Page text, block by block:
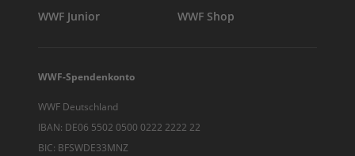
WWF Junior WWF Shop
WWF-Spendenkonto
WWF Deutschland
IBAN: DE06 5502 0500 0222 2222 22
BIC: BFSWDE33MNZ